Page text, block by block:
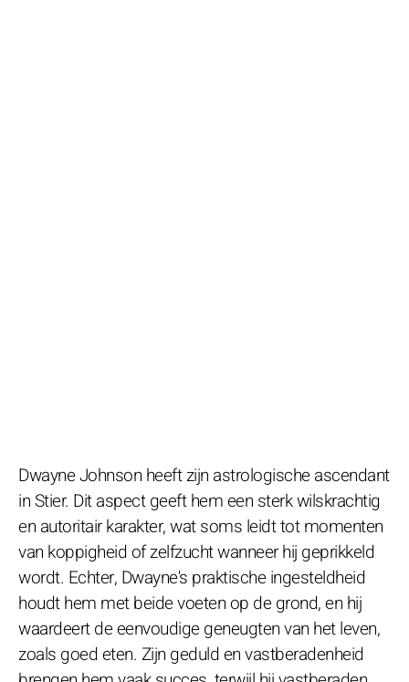
Dwayne Johnson heeft zijn astrologische ascendant
in Stier. Dit aspect geeft hem een sterk wilskrachtig
en autoritair karakter, wat soms leidt tot momenten
van koppigheid of zelfzucht wanneer hij geprikkeld
wordt. Echter, Dwayne's praktische ingesteldheid
houdt hem met beide voeten op de grond, en hij
waardeert de eenvoudige geneugten van het leven,
zoals goed eten. Zijn geduld en vastberadenheid